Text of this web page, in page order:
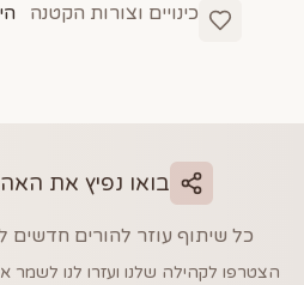
כינויים וצורות הקטנה
בואו נפיץ את
כל שיתוף עוזר להורים חדשים
הצטרפו לקהילה שלנו ועזרו לנו